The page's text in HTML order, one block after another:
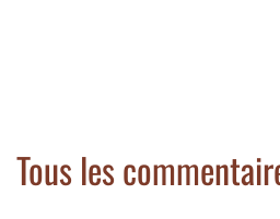
Tous les